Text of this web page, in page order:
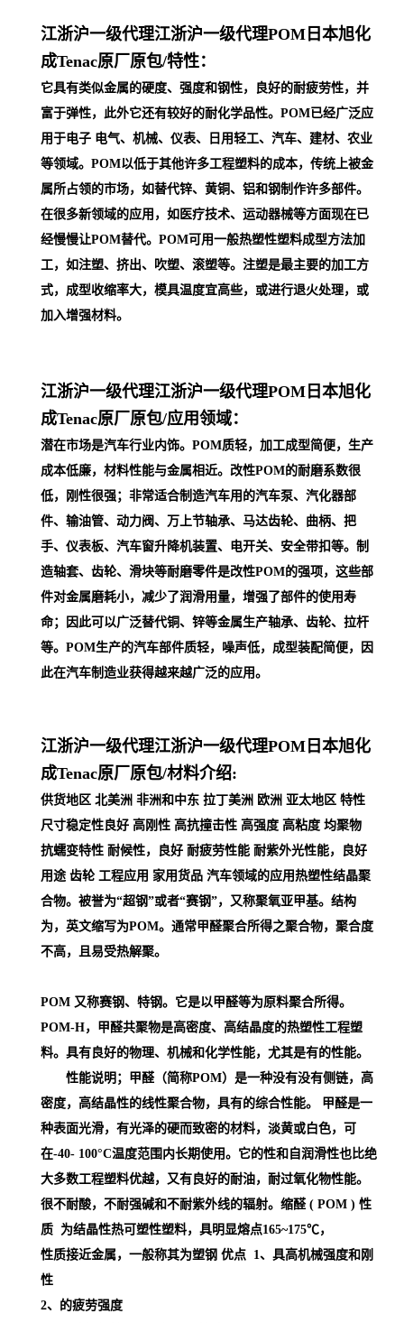
江浙沪一级代理江浙沪一级代理POM日本旭化
成Tenac原厂原包/特性：
它具有类似金属的硬度、强度和钢性，良好的耐疲劳性，并
富于弹性，此外它还有较好的耐化学品性。POM已经广泛应
用于电子 电气、机械、仪表、日用轻工、汽车、建材、农业
等领域。POM以低于其他许多工程塑料的成本，传统上被金
属所占领的市场，如替代锌、黄铜、铝和钢制作许多部件。
在很多新领域的应用，如医疗技术、运动器械等方面现在已
经慢慢让POM替代。POM可用一般热塑性塑料成型方法加
工，如注塑、挤出、吹塑、滚塑等。注塑是最主要的加工方
式，成型收缩率大，模具温度宜高些，或进行退火处理，或
加入增强材料。
江浙沪一级代理江浙沪一级代理POM日本旭化
成Tenac原厂原包/应用领域：
潜在市场是汽车行业内饰。POM质轻，加工成型简便，生产
成本低廉，材料性能与金属相近。改性POM的耐磨系数很
低，刚性很强；非常适合制造汽车用的汽车泵、汽化器部
件、输油管、动力阀、万上节轴承、马达齿轮、曲柄、把
手、仪表板、汽车窗升降机装置、电开关、安全带扣等。制
造轴套、齿轮、滑块等耐磨零件是改性POM的强项，这些部
件对金属磨耗小，减少了润滑用量，增强了部件的使用寿
命；因此可以广泛替代铜、锌等金属生产轴承、齿轮、拉杆
等。POM生产的汽车部件质轻，噪声低，成型装配简便，因
此在汽车制 造业获得越来越广泛的应用。
江浙沪一级代理江浙沪一级代理POM日本旭化
成Tenac原厂原包/材料介绍:
供货地区 北美洲 非洲和中东 拉丁美洲 欧洲 亚太地区 特性
尺寸稳定性良好 高刚性 高抗撞击性 高强度 高粘度 均聚物
抗蠕变特性 耐候性，良好 耐疲劳性能 耐紫外光性能，良好
用途 齿轮 工程应用 家用货品 汽车领域的应用热塑性结晶聚
合物。被誉为“超钢”或者“赛钢”，又称聚氧亚甲基。结构
为，英文缩写为POM。通常甲醛聚合所得之聚合物，聚合度
不高，且易受热解聚。
POM 又称赛钢、特钢。它是以甲醛等为原料聚合所得。
POM-H，甲醛共聚物是高密度、高结晶度的热塑性工程塑
料。具有良好的物理、机械和化学性能，尤其是有的性能。
性能说明；甲醛（简称POM）是一种没有没有侧链，高
密度，高结晶性的线性聚合物，具有的综合性能。 甲醛是一
种表面光滑，有光泽的硬而致密的材料，淡黄或白色，可
在-40- 100°C温度范围内长期使用。它的性和自润滑性也比绝
大多数工程塑料优越，又有良好的耐油，耐过氧化物性能。
很不耐酸，不耐强碱和不耐紫外线的辐射。缩醛 ( POM ) 性
质 为结晶性热可塑性塑料，具明显熔点165~175℃，
性质接近金属，一般称其为塑钢 优点 1、具高机械强度和刚
性
2、的疲劳强度